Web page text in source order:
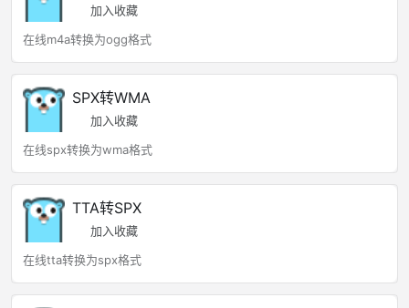
加入收藏
在线m4a转换为ogg格式
SPX转WMA
加入收藏
在线spx转换为wma格式
TTA转SPX
加入收藏
在线tta转换为spx格式